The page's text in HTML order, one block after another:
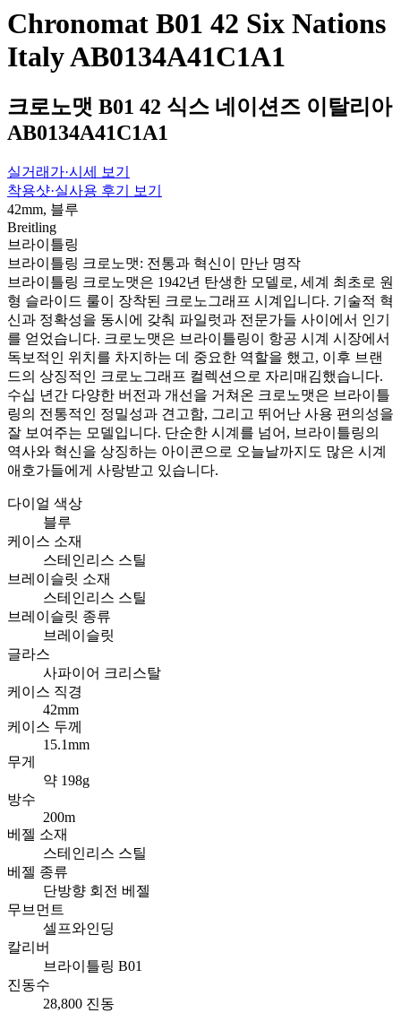
Chronomat B01 42 Six Nations
Italy AB0134A41C1A1
크로노맷 B01 42 식스 네이션즈 이탈리아
AB0134A41C1A1
실거래가·시세 보기
착용샷·실사용 후기 보기
42mm, 블루
Breitling
브라이틀링
브라이틀링 크로노맷: 전통과 혁신이 만난 명작
브라이틀링 크로노맷은 1942년 탄생한 모델로, 세계 최초로 원
형 슬라이드 룰이 장착된 크로노그래프 시계입니다. 기술적 혁
신과 정확성을 동시에 갖춰 파일럿과 전문가들 사이에서 인기
를 얻었습니다. 크로노맷은 브라이틀링이 항공 시계 시장에서
독보적인 위치를 차지하는 데 중요한 역할을 했고, 이후 브랜
드의 상징적인 크로노그래프 컬렉션으로 자리매김했습니다.
수십 년간 다양한 버전과 개선을 거쳐온 크로노맷은 브라이틀
링의 전통적인 정밀성과 견고함, 그리고 뛰어난 사용 편의성을
잘 보여주는 모델입니다. 단순한 시계를 넘어, 브라이틀링의
역사와 혁신을 상징하는 아이콘으로 오늘날까지도 많은 시계
애호가들에게 사랑받고 있습니다.
다이얼 색상
블루
케이스 소재
스테인리스 스틸
브레이슬릿 소재
스테인리스 스틸
브레이슬릿 종류
브레이슬릿
글라스
사파이어 크리스탈
케이스 직경
42mm
케이스 두께
15.1mm
무게
약 198g
방수
200m
베젤 소재
스테인리스 스틸
베젤 종류
단방향 회전 베젤
무브먼트
셀프와인딩
칼리버
브라이틀링 B01
진동수
28,800 진동